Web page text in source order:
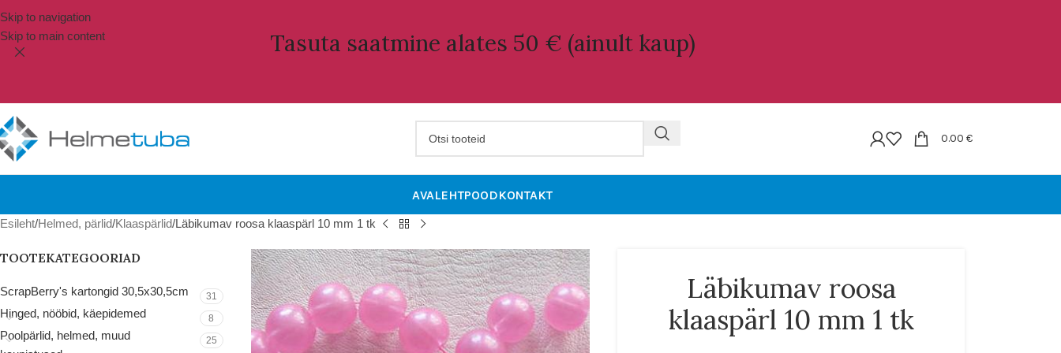
Skip to navigation
Skip to main content
Tasuta saatmine alates 50 € (ainult kaup)
0.00 €
AVALEHTPOODKONTAKT
Esileht Helmed, pärlid Klaaspärlid Läbikumav roosa klaaspärl 10 mm 1 tk
TOOTEKATEGOORIAD
ScrapBerry's kartongid 30,5x30,5cm 31
Hinged, nööbid, käepidemed 8
Poolpärlid, helmed, muud
25
Läbikumav roosa
klaaspärl 10 mm 1 tk